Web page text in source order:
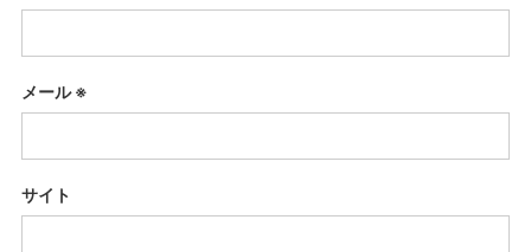
メール※
サイト